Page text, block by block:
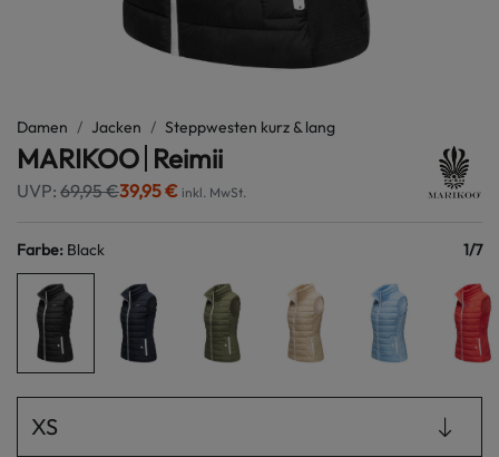
Damen Jacken Steppwesten kurz & lang
MARIKOO Reimii
UVP: 69,95 €39,95 € inkl. MwSt.
Farbe: Black 1/7
XS